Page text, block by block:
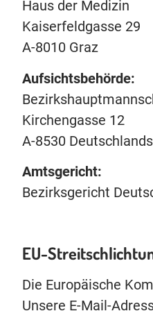
Haus der Medizin
Kaiserfeldgasse 29
A-8010 Graz
Aufsichtsbehörde:
Kirchengasse 12
A-8530
Amtsgericht:
Bezirksgericht
EU-
Die Europäische
Unsere E-Mail-